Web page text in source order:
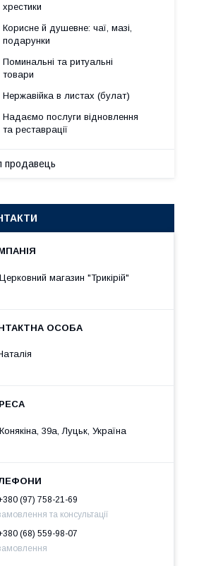
хрестики
Корисне й душевне: чаї, мазі,
подарунки
Поминальні та ритуальні
товари
Нержавійка в листах (булат)
Надаємо послуги відновлення
та реставрації
продавець
Церковний магазин "Трикірій"
Конякіна, 39а, Луцьк, Україна
(97) 758-21-69
та консультації
(68) 559-98-07